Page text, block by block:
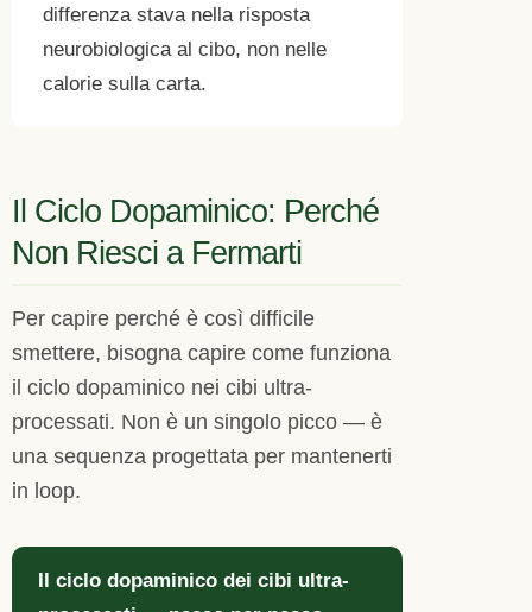
differenza stava nella risposta
neurobiologica al cibo, non nelle
calorie sulla carta.
Il Ciclo Dopaminico: Perché
Non Riesci a Fermarti
Per capire perché è così difficile
smettere, bisogna capire come funziona
il ciclo dopaminico nei cibi ultra-
processati. Non è un singolo picco — è
una sequenza progettata per mantenerti
in loop.
Il ciclo dopaminico dei cibi ultra-